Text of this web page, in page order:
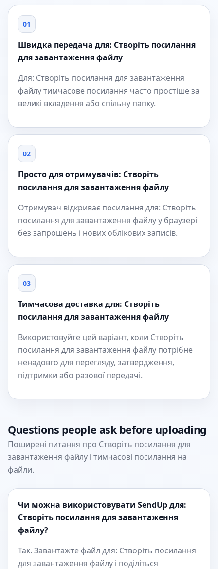
01
Швидка передача для: Створіть посилання
для завантаження файлу
Для: Створіть посилання для завантаження
файлу тимчасове посилання часто простіше за
великі вкладення або спільну папку.
02
Просто для отримувачів: Створіть
посилання для завантаження файлу
Отримувач відкриває посилання для: Створіть
посилання для завантаження файлу у браузері
без запрошень і нових облікових записів.
03
Тимчасова доставка для: Створіть
посилання для завантаження файлу
Використовуйте цей варіант, коли Створіть
посилання для завантаження файлу потрібне
ненадовго для перегляду, затвердження,
підтримки або разової передачі.
Questions people ask before uploading
Поширені питання про Створіть посилання для
завантаження файлу і тимчасові посилання на
файли.
Чи можна використовувати SendUp для:
Створіть посилання для завантаження
файлу?
Так. Завантажте файл для: Створіть посилання
для завантаження файлу і поділіться